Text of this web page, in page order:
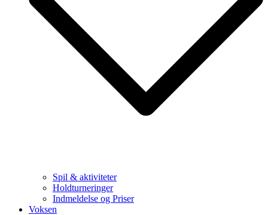
Spil & aktiviteter
Holdturneringer
Indmeldelse og Priser
Voksen